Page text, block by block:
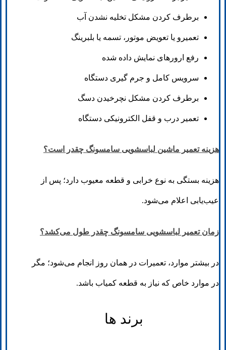
برطرف کردن مشکل تخلیه نشدن آب
تعمیرو یا تعویض موتور، تسمه یا بلبرینگ
رفع ارورهای نمایش داده شده
سرویس کامل و جرم گیری دستگاه
برطرف کردن مشکل نچرخیدن دسگ
تعمیر درب و قفل الکترونیکی دستگاه
هزینه تعمیر ماشین لباسشویی سامسونگ چقدر است؟
هزینه بستگی به نوع خرابی و قطعه معیوب دارد؛ پس از
عیب‌یابی اعلام می‌شود.
زمان تعمیر لباسشویی سامسونگ چقدر طول می‌کشد؟
در بیشتر موارد، تعمیرات در همان روز انجام می‌شود؛ مگر
در موارد خاص که نیاز به قطعه کمیاب باشد.
برند ها